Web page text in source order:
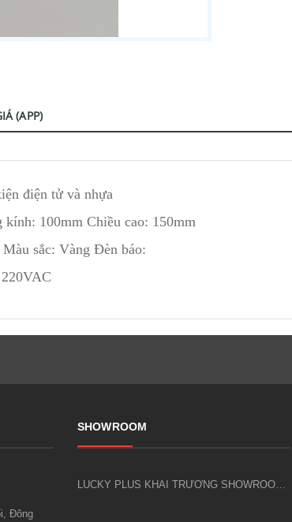
(APP)
điện tử và nhựa
100mm Chiều cao: 150mm
sắc: Vàng Đèn báo:
Đông
SHOWROOM